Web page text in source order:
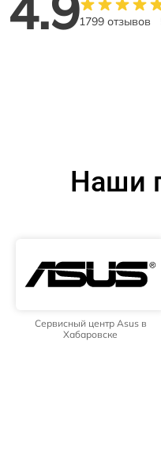
1799 отзывов
Наши
Сервисный центр Asus в
Хабаровске